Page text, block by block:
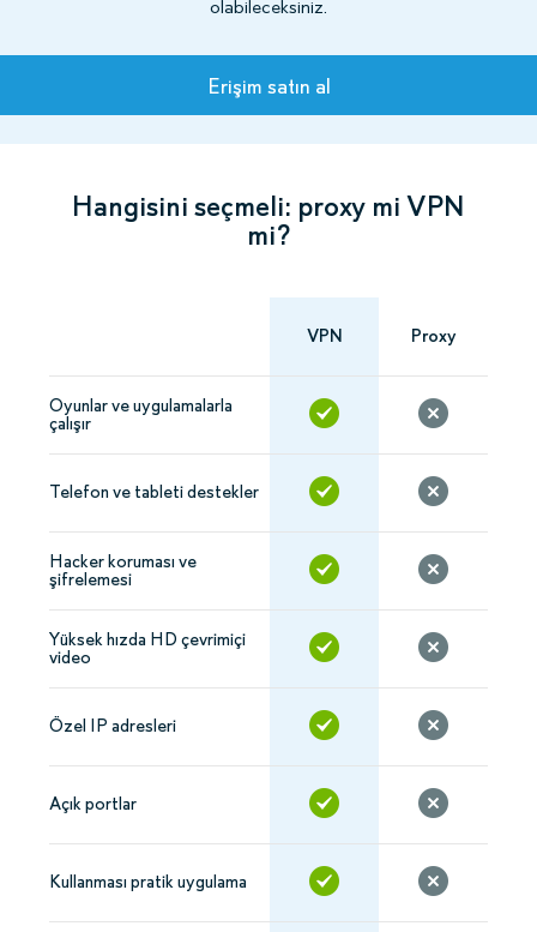
olabileceksiniz.
Planlar
Hangisini seçmeli: proxy mi VPN
mi?
VPN Proxy
Oyunlar ve uygulamalarla
çalışır
Telefon ve tableti destekler
Hacker koruması ve
şifrelemesi
Yüksek hızda HD çevrimiçi
video
Özel IP adresleri
Açık portlar
Kullanması pratik uygulama
Erişim satın al